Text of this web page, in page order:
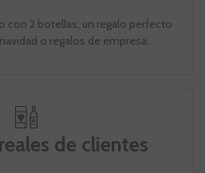
con 2 botellas, un regalo perfecto
o regalos de empresa.
de clientes